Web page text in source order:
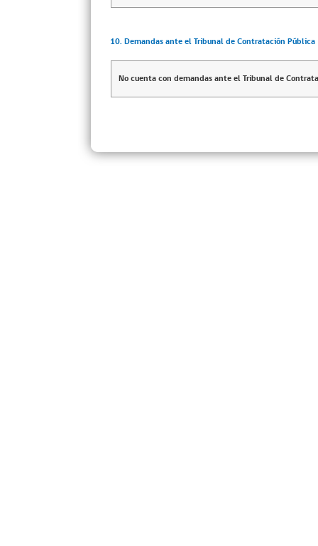
10. Demandas ante el Tribunal de Contratación Pública
No cuenta con demandas ante el Tribunal de